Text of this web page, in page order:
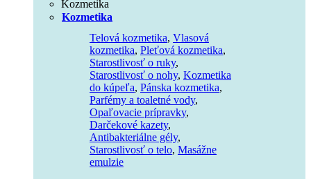
Kozmetika
Telová kozmetika, Vlasová
kozmetika, Pleťová kozmetika,
Starostlivosť o ruky,
Starostlivosť o nohy, Kozmetika
do kúpeľa, Pánska kozmetika,
Parfémy a toaletné vody,
Opaľovacie prípravky,
Darčekové kazety,
Antibakteriálne gély,
Starostlivosť o telo, Masážne
emulzie